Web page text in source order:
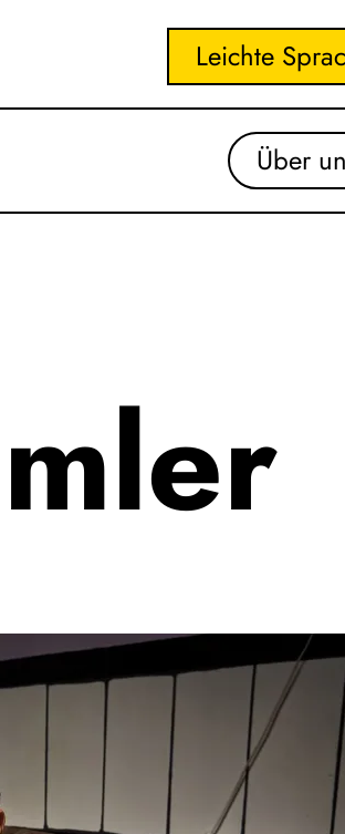
Leichte
Über